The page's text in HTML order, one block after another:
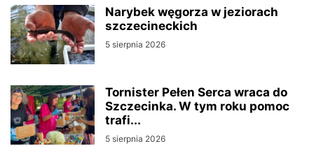
Narybek węgorza w jeziorach
szczecineckich
5 sierpnia 2026
Tornister Pełen Serca wraca do
Szczecinka. W tym roku pomoc
trafi...
5 sierpnia 2026